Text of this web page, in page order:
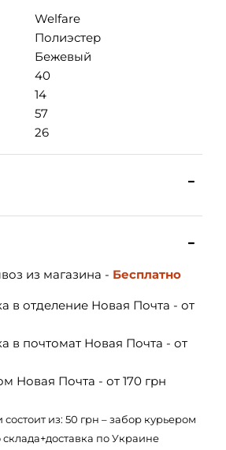
Welfare
Полиэстер
Бежевый
40
14
57
26
из магазина - Бесплатно
в отделение Новая Почта - от
в почтомат Новая Почта - от
Новая Почта - от 170 грн
состоит из: 50 грн – забор курьером
по Украине